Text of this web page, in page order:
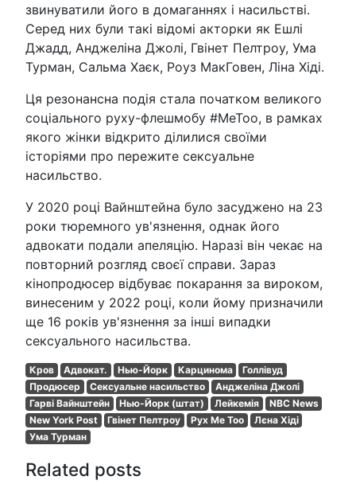
звинуватили його в домаганнях і насильстві.
Серед них були такі відомі акторки як Ешлі
Джадд, Анджеліна Джолі, Гвінет Пелтроу, Ума
Турман, Сальма Хаєк, Роуз МакГовен, Ліна Хіді.
Ця резонансна подія стала початком великого
соціального руху-флешмобу #MeToo, в рамках
якого жінки відкрито ділилися своїми
історіями про пережите сексуальне
насильство.
У 2020 році Вайнштейна було засуджено на 23
роки тюремного ув'язнення, однак його
адвокати подали апеляцію. Наразі він чекає на
повторний розгляд своєї справи. Зараз
кінопродюсер відбуває покарання за вироком,
винесеним у 2022 році, коли йому призначили
ще 16 років ув'язнення за інші випадки
сексуального насильства.
Кров Адвокат. Нью-Йорк Карцинома
Голлівуд
Продюсер
Сексуальне насильство
Анджеліна Джолі
Гарві Вайнштейн
Нью-Йорк (штат) Лейкемія
NBC News
New York Post
Гвінет Пелтроу Рух Me Too
Лєна Хіді
Ума Турман
Related posts